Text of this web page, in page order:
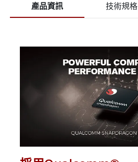
產品資訊 技術規格